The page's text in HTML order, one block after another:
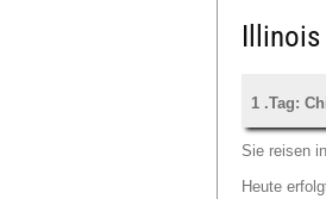
Illinois
1 .Tag:
Sie reisen
Heute